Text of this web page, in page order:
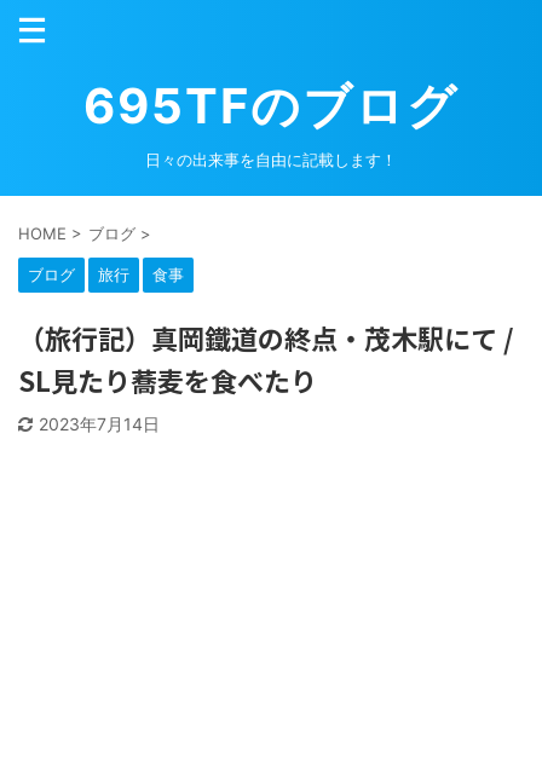
695TFのブログ
日々の出来事を自由に記載します！
HOME > ブログ >
ブログ 旅行 食事
（旅行記）真岡鐵道の終点・茂木駅にて /
SL見たり蕎麦を食べたり
2023年7月14日